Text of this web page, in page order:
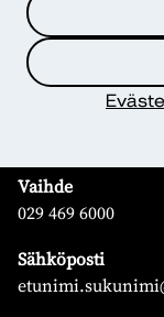
PL 12, 00511
Yhteystiedot
Kampusten
Vaihde
029 469 6000
Sähköposti